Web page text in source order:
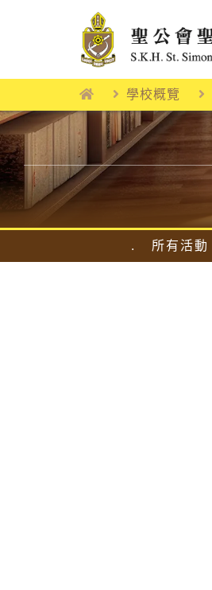
學校概覽
. 所有活動